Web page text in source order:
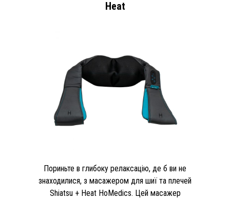
Heat
Пориньте в глибоку релаксацію, де б ви не
знаходилися, з масажером для шиї та плечей
Shiatsu + Heat HoMedics. Цей масажер